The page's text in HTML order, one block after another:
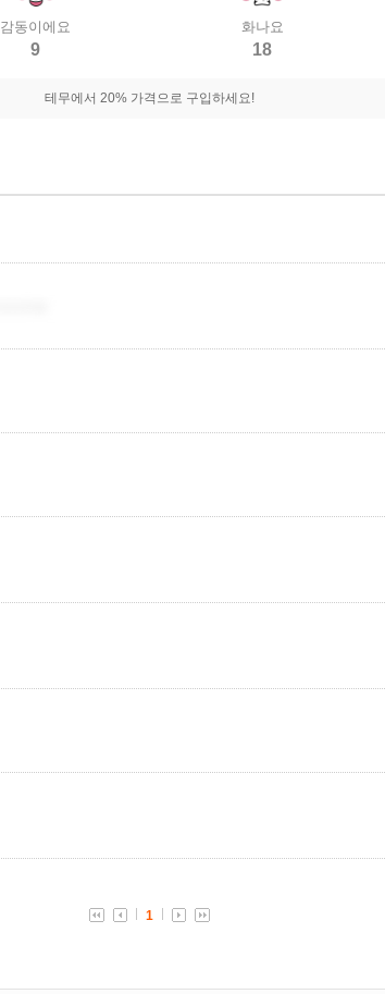
감동이에요
9
화나요
18
테무에서 20% 가격으로 구입하세요!